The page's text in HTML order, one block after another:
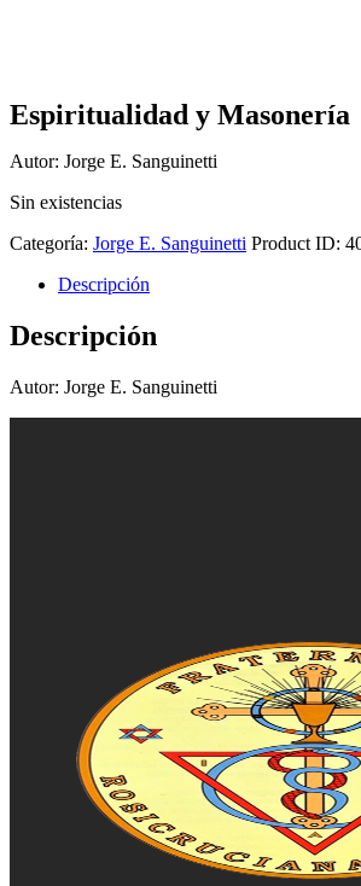
Espiritualidad y Masonería
Autor: Jorge E. Sanguinetti
Sin existencias
Categoría: Jorge E. Sanguinetti Product ID:
Descripción
Descripción
Autor: Jorge E. Sanguinetti